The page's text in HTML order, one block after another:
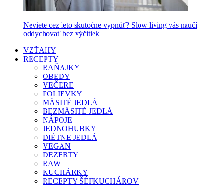
Neviete cez leto skutočne vypnúť? Slow living vás naučí
oddychovať bez výčitiek
VZŤAHY
RECEPTY
RAŇAJKY
OBEDY
VEČERE
POLIEVKY
MÄSITÉ JEDLÁ
BEZMÄSITÉ JEDLÁ
NÁPOJE
JEDNOHUBKY
DIÉTNE JEDLÁ
VEGAN
DEZERTY
RAW
KUCHÁRKY
RECEPTY ŠÉFKUCHÁROV